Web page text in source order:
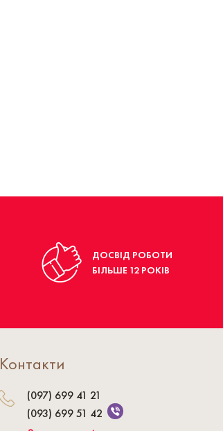
ДОСВІД РОБОТИ
БІЛЬШЕ 12 РОКІВ
Контакти
(097) 699 41 21
(093) 699 51 42